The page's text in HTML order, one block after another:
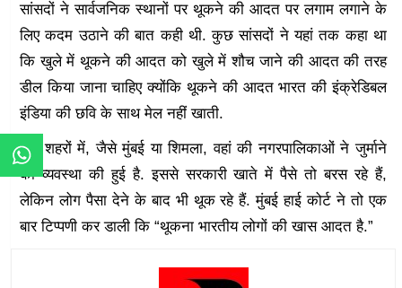
सांसदों ने सार्वजनिक स्थानों पर थूकने की आदत पर लगाम लगाने के
लिए कदम उठाने की बात कही थी. कुछ सांसदों ने यहां तक कहा था
कि खुले में थूकने की आदत को खुले में शौच जाने की आदत की तरह
डील किया जाना चाहिए क्योंकि थूकने की आदत भारत की इंक्रेडिबल
इंडिया की छवि के साथ मेल नहीं खाती.
कई शहरों में, जैसे मुंबई या शिमला, वहां की नगरपालिकाओं ने जुर्माने
की व्यवस्था की हुई है. इससे सरकारी खाते में पैसे तो बरस रहे हैं,
लेकिन लोग पैसा देने के बाद भी थूक रहे हैं. मुंबई हाई कोर्ट ने तो एक
बार टिप्पणी कर डाली कि “थूकना भारतीय लोगों की खास आदत है.”